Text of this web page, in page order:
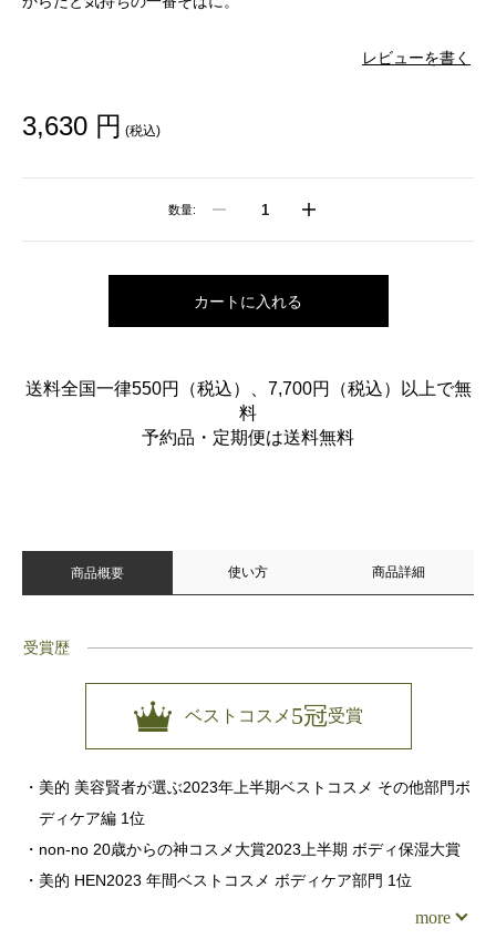
レビューを書く
3,630 円 (税込)
数量:
カートに入れる
送料全国一律550円（税込）、7,700円（税込）以上で無
料
予約品・定期便は送料無料
商品概要 使い方 商品詳細
受賞歴
ベストコスメ 5冠受賞
・美的 美容賢者が選ぶ2023年上半期ベストコスメ その他部門ボ
ディケア編 1位
・non-no 20歳からの神コスメ大賞2023上半期 ボディ保湿大賞
・美的 HEN2023 年間ベストコスメ ボディケア部門 1位
more